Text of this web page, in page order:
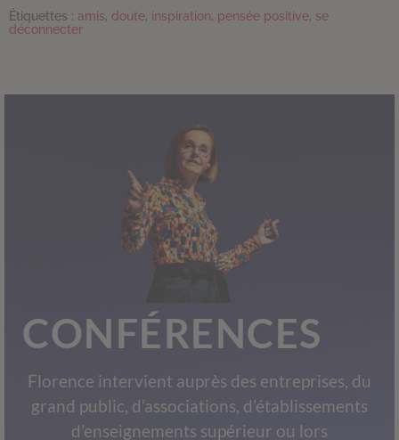
Étiquettes : amis, doute, inspiration, pensée positive, se
déconnecter
CONFÉRENCES
Florence intervient auprès des entreprises, du
grand public, d’associations, d’établissements
d’enseignements supérieur ou lors